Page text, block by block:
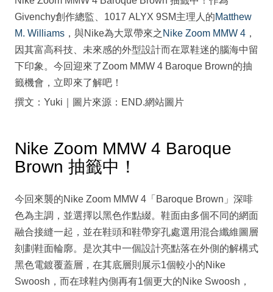
Givenchy創作總監、1017 ALYX 9SM主理人的Matthew
M. Williams ，與Nike為大眾帶來之 Nike Zoom MMW 4 ，
因其富高科技、未來感的外型設計而在眾鞋迷的腦海中留
下印象。今回迎來了Zoom MMW 4 Baroque Brown的抽
籤機會，立即來了解吧！
撰文：Yuki｜圖片來源：END.網站圖片
Nike Zoom MMW 4 Baroque
Brown 抽籤中！
今回來襲的Nike Zoom MMW 4「Baroque Brown」深啡
色為主調，並選擇以黑色作點綴。鞋面由多個不同的網面
融合接縫一起，並在鞋頭和鞋帶穿孔處選用混合纖維圖層
刻劃鞋面輪廓。是次其中一個設計亮點落在外側的解構式
黑色電鍍覆蓋層，在其底層則展示1個較小的Nike
Swoosh，而在球鞋內側再有1個更大的Nike Swoosh，